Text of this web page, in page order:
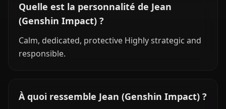
Quelle est la personnalité de Jean
(Genshin Impact) ?
Calm, dedicated, protective Highly strategic and
responsible.
À quoi ressemble Jean (Genshin Impact) ?